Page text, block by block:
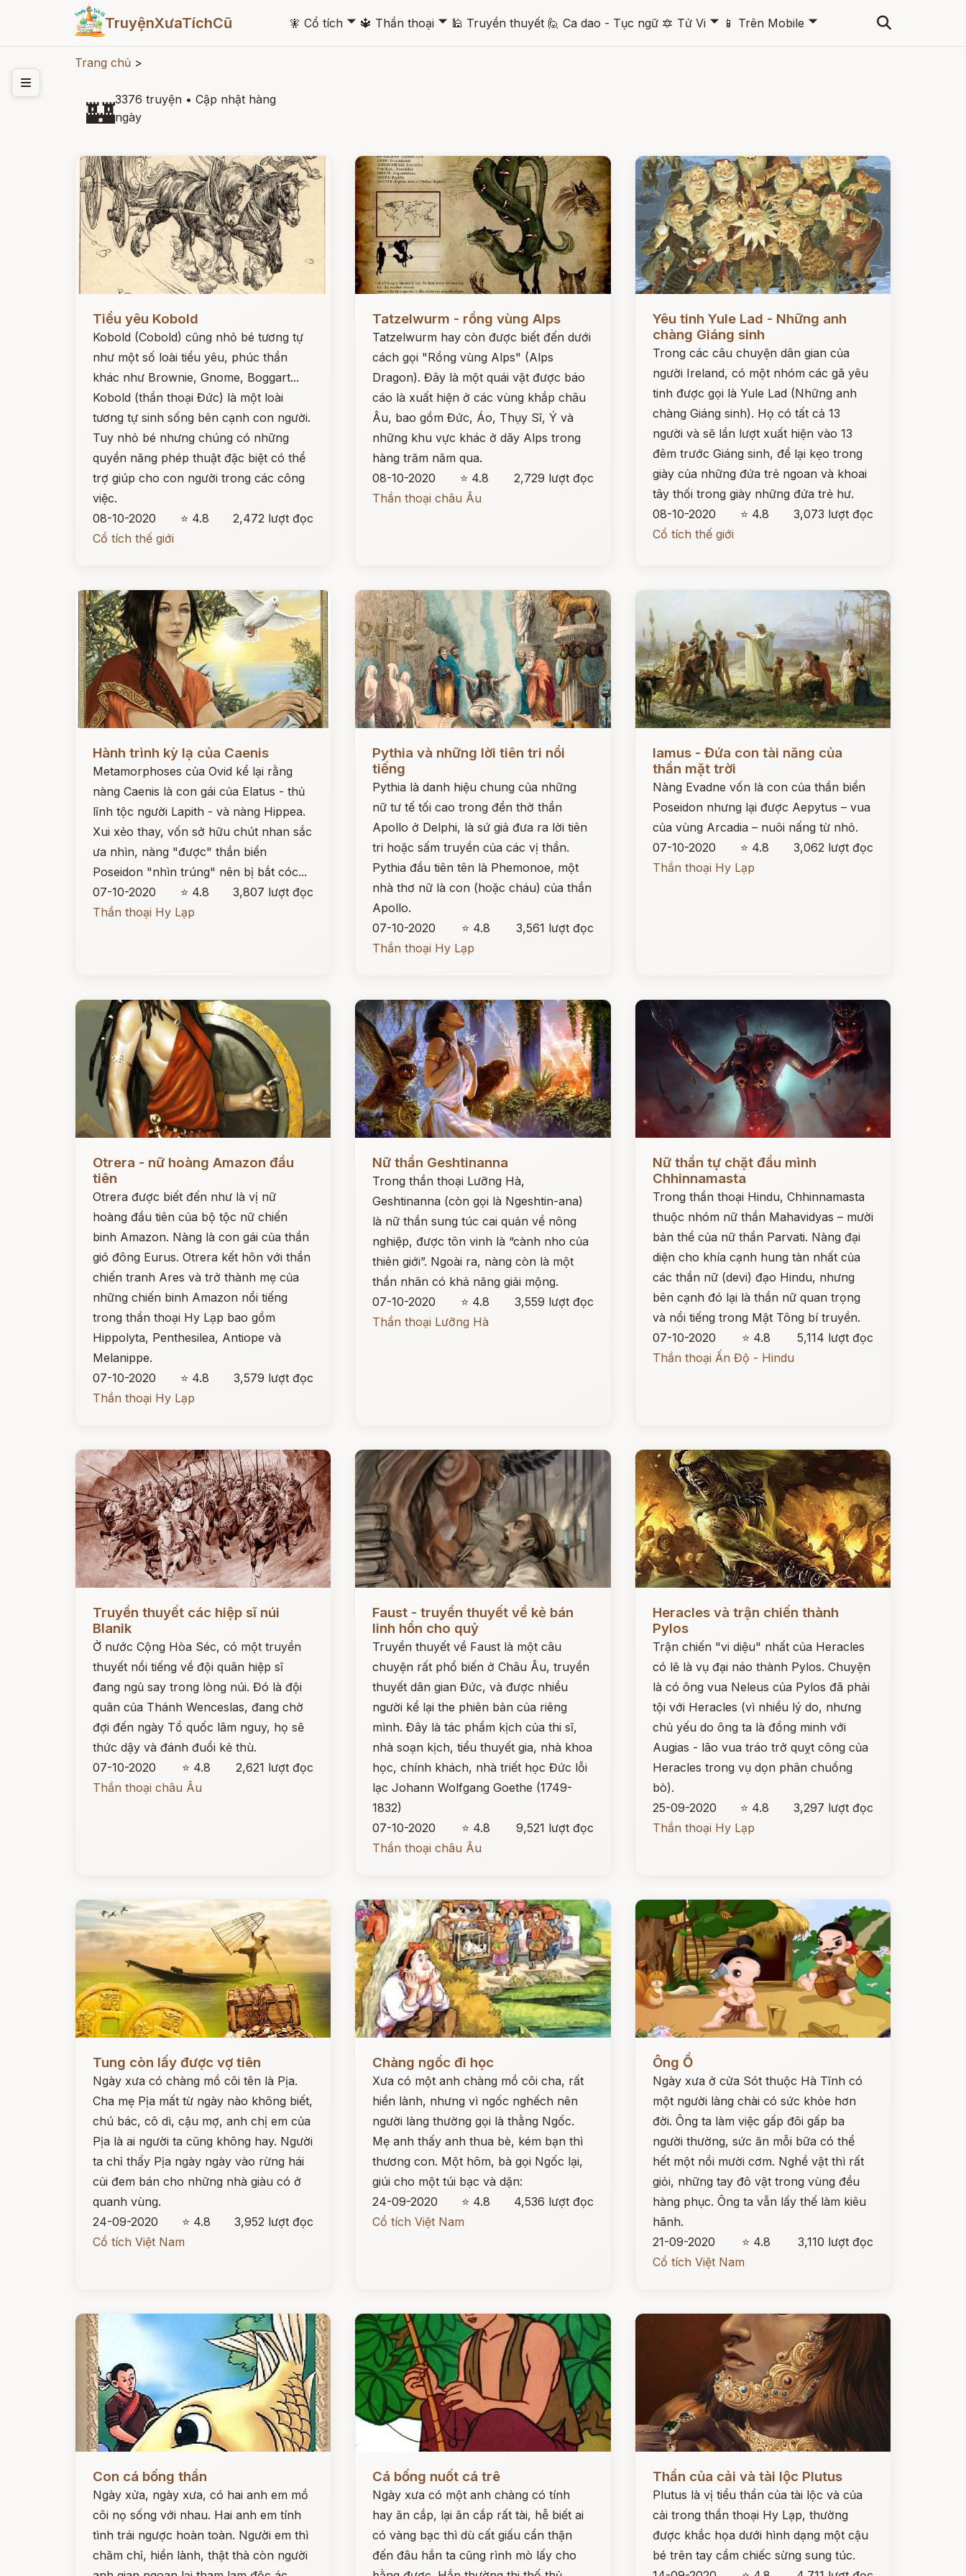
TruyệnXưaTíchCũ 🧚 Cổ tích 🞃 🔱 Thần thoại 🞃 🕌 Truyền thuyết 🙋 Ca dao - Tục ngữ 🔯 Tử Vi 🞃 📱 Trên Mobile 🞃
Trang chủ >
🏰3376 truyện • Cập nhật hàng
ngày
Đọc ngay
Tiểu yêu Kobold
Kobold (Cobold) cũng nhỏ bé tương tự
như một số loài tiểu yêu, phúc thần
khác như Brownie, Gnome, Boggart...
Kobold (thần thoại Đức) là một loài
tương tự sinh sống bên cạnh con người.
Tuy nhỏ bé nhưng chúng có những
quyền năng phép thuật đặc biệt có thể
trợ giúp cho con người trong các công
việc.
08-10-2020
⭐ 4.8
2,472 lượt đọc
Cổ tích thế giới
Tatzelwurm - rồng vùng Alps
Tatzelwurm hay còn được biết đến dưới
cách gọi "Rồng vùng Alps" (Alps
Dragon). Đây là một quái vật được báo
cáo là xuất hiện ở các vùng khắp châu
Âu, bao gồm Đức, Áo, Thụy Sĩ, Ý và
những khu vực khác ở dãy Alps trong
hàng trăm năm qua.
08-10-2020
⭐ 4.8
2,729 lượt đọc
Thần thoại châu Âu
Yêu tinh Yule Lad - Những anh
chàng Giáng sinh
Trong các câu chuyện dân gian của
người Ireland, có một nhóm các gã yêu
tinh được gọi là Yule Lad (Những anh
chàng Giáng sinh). Họ có tất cả 13
người và sẽ lần lượt xuất hiện vào 13
đêm trước Giáng sinh, để lại kẹo trong
giày của những đứa trẻ ngoan và khoai
tây thối trong giày những đứa trẻ hư.
08-10-2020
⭐ 4.8
3,073 lượt đọc
Cổ tích thế giới
Hành trình kỳ lạ của Caenis
Metamorphoses của Ovid kể lại rằng
nàng Caenis là con gái của Elatus - thủ
lĩnh tộc người Lapith - và nàng Hippea.
Xui xẻo thay, vốn sở hữu chút nhan sắc
ưa nhìn, nàng "được" thần biển
Poseidon "nhìn trúng" nên bị bắt cóc...
07-10-2020
⭐ 4.8
3,807 lượt đọc
Thần thoại Hy Lạp
Pythia và những lời tiên tri nổi
tiếng
Pythia là danh hiệu chung của những
nữ tư tế tối cao trong đền thờ thần
Apollo ở Delphi, là sứ giả đưa ra lời tiên
tri hoặc sấm truyền của các vị thần.
Pythia đầu tiên tên là Phemonoe, một
nhà thơ nữ là con (hoặc cháu) của thần
Apollo.
07-10-2020
⭐ 4.8
3,561 lượt đọc
Thần thoại Hy Lạp
Iamus - Đứa con tài năng của
thần mặt trời
Nàng Evadne vốn là con của thần biển
Poseidon nhưng lại được Aepytus – vua
của vùng Arcadia – nuôi nấng từ nhỏ.
07-10-2020
⭐ 4.8
3,062 lượt đọc
Thần thoại Hy Lạp
Otrera - nữ hoàng Amazon đầu
tiên
Otrera được biết đến như là vị nữ
hoàng đầu tiên của bộ tộc nữ chiến
binh Amazon. Nàng là con gái của thần
gió đông Eurus. Otrera kết hôn với thần
chiến tranh Ares và trở thành mẹ của
những chiến binh Amazon nổi tiếng
trong thần thoại Hy Lạp bao gồm
Hippolyta, Penthesilea, Antiope và
Melanippe.
07-10-2020
⭐ 4.8
3,579 lượt đọc
Thần thoại Hy Lạp
Nữ thần Geshtinanna
Trong thần thoại Lưỡng Hà,
Geshtinanna (còn gọi là Ngeshtin-ana)
là nữ thần sung túc cai quản về nông
nghiệp, được tôn vinh là “cành nho của
thiên giới”. Ngoài ra, nàng còn là một
thần nhân có khả năng giải mộng.
07-10-2020
⭐ 4.8
3,559 lượt đọc
Thần thoại Lưỡng Hà
Nữ thần tự chặt đầu mình
Chhinnamasta
Trong thần thoại Hindu, Chhinnamasta
thuộc nhóm nữ thần Mahavidyas – mười
bản thể của nữ thần Parvati. Nàng đại
diện cho khía cạnh hung tàn nhất của
các thần nữ (devi) đạo Hindu, nhưng
bên cạnh đó lại là thần nữ quan trọng
và nổi tiếng trong Mật Tông bí truyền.
07-10-2020
⭐ 4.8
5,114 lượt đọc
Thần thoại Ấn Độ - Hindu
Đọc ngay
Truyền thuyết các hiệp sĩ núi
Blanik
Ở nước Cộng Hòa Séc, có một truyền
thuyết nổi tiếng về đội quân hiệp sĩ
đang ngủ say trong lòng núi. Đó là đội
quân của Thánh Wenceslas, đang chờ
đợi đến ngày Tổ quốc lâm nguy, họ sẽ
thức dậy và đánh đuổi kẻ thù.
07-10-2020
⭐ 4.8
2,621 lượt đọc
Thần thoại châu Âu
Faust - truyền thuyết về kẻ bán
linh hồn cho quỷ
Truyền thuyết về Faust là một câu
chuyện rất phổ biến ở Châu Âu, truyền
thuyết dân gian Đức, và được nhiều
người kể lại the phiên bản của riêng
mình. Đây là tác phẩm kịch của thi sĩ,
nhà soạn kịch, tiểu thuyết gia, nhà khoa
học, chính khách, nhà triết học Đức lỗi
lạc Johann Wolfgang Goethe (1749-
1832)
07-10-2020
⭐ 4.8
9,521 lượt đọc
Thần thoại châu Âu
Heracles và trận chiến thành
Pylos
Trận chiến "vi diệu" nhất của Heracles
có lẽ là vụ đại náo thành Pylos. Chuyện
là có ông vua Neleus của Pylos đã phải
tội với Heracles (vì nhiều lý do, nhưng
chủ yếu do ông ta là đồng minh với
Augias - lão vua tráo trở quỵt công của
Heracles trong vụ dọn phân chuồng
bò).
25-09-2020
⭐ 4.8
3,297 lượt đọc
Thần thoại Hy Lạp
Tung còn lấy được vợ tiên
Ngày xưa có chàng mồ côi tên là Pịa.
Cha mẹ Pịa mất từ ngày nào không biết,
chú bác, cô dì, cậu mợ, anh chị em của
Pịa là ai người ta cũng không hay. Người
ta chỉ thấy Pịa ngày ngày vào rừng hái
củi đem bán cho những nhà giàu có ở
quanh vùng.
24-09-2020
⭐ 4.8
3,952 lượt đọc
Cổ tích Việt Nam
Chàng ngốc đi học
Xưa có một anh chàng mồ côi cha, rất
hiền lành, nhưng vì ngốc nghếch nên
người làng thường gọi là thằng Ngốc.
Mẹ anh thấy anh thua bè, kém bạn thì
thương con. Một hôm, bà gọi Ngốc lại,
giúi cho một túi bạc và dặn:
24-09-2020
⭐ 4.8
4,536 lượt đọc
Cổ tích Việt Nam
Đọc ngay
Ông Ồ
Ngày xưa ở cửa Sót thuộc Hà Tĩnh có
một người làng chài có sức khỏe hơn
đời. Ông ta làm việc gấp đôi gấp ba
người thường, sức ăn mỗi bữa có thể
hết một nồi mười cơm. Nghề vật thì rất
giỏi, những tay đô vật trong vùng đều
hàng phục. Ông ta vẫn lấy thế làm kiêu
hãnh.
21-09-2020
⭐ 4.8
3,110 lượt đọc
Cổ tích Việt Nam
Con cá bống thần
Ngày xửa, ngày xưa, có hai anh em mồ
côi nọ sống với nhau. Hai anh em tính
tình trái ngược hoàn toàn. Người em thì
chăm chỉ, hiền lành, thật thà còn người
Đọc ngay
Cá bống nuốt cá trê
Ngày xưa có một anh chàng có tính
hay ăn cắp, lại ăn cắp rất tài, hễ biết ai
có vàng bạc thì dù cất giấu cẩn thận
đến đâu hắn ta cũng rình mò lấy cho
Đọc ngay
Thần của cải và tài lộc Plutus
Plutus là vị tiểu thần của tài lộc và của
cải trong thần thoại Hy Lạp, thường
được khắc họa dưới hình dạng một cậu
bé trên tay cầm chiếc sừng sung túc.